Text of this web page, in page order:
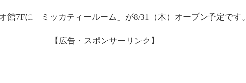
館7Fに「ミッカティールーム」が8/31（木）オープン予定です。
【広告・スポンサーリンク】